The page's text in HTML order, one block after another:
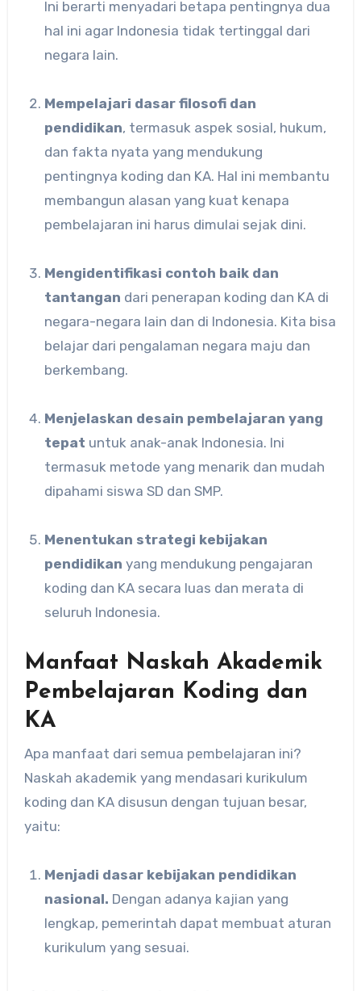
Ini berarti menyadari betapa pentingnya dua
hal ini agar Indonesia tidak tertinggal dari
negara lain.
Mempelajari dasar filosofi dan
pendidikan, termasuk aspek sosial, hukum,
dan fakta nyata yang mendukung
pentingnya koding dan KA. Hal ini membantu
membangun alasan yang kuat kenapa
pembelajaran ini harus dimulai sejak dini.
Mengidentifikasi contoh baik dan
tantangan dari penerapan koding dan KA di
negara-negara lain dan di Indonesia. Kita bisa
belajar dari pengalaman negara maju dan
berkembang.
Menjelaskan desain pembelajaran yang
tepat untuk anak-anak Indonesia. Ini
termasuk metode yang menarik dan mudah
dipahami siswa SD dan SMP.
Menentukan strategi kebijakan
pendidikan yang mendukung pengajaran
koding dan KA secara luas dan merata di
seluruh Indonesia.
Manfaat Naskah Akademik
Pembelajaran Koding dan
KA
Apa manfaat dari semua pembelajaran ini?
Naskah akademik yang mendasari kurikulum
koding dan KA disusun dengan tujuan besar,
yaitu:
Menjadi dasar kebijakan pendidikan
nasional. Dengan adanya kajian yang
lengkap, pemerintah dapat membuat aturan
kurikulum yang sesuai.